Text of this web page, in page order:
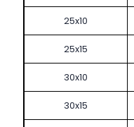
25x10
25x15
30x10
30x15